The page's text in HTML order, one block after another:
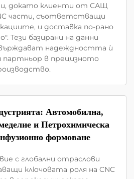
докато клиенти от САЩ
части, съответстващи
и доставка по-рано
Тези базирани на данни
надеждността ѝ
партньор в прецизното
Автомобилна,
и Петрохимическа
формоване
с глобални отраслови
ключовата роля на CNC